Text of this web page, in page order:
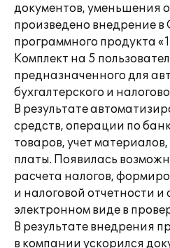
документов, уменьшения
произведено внедрение
программного продукта
Комплект на 5
предназначенного для
бухгалтерского и
В результате
средств, операции по
товаров, учет
платы. Появилась
расчета налогов,
и налоговой отчетности и
электронном виде в
В результате внедрения
в компании ускорился